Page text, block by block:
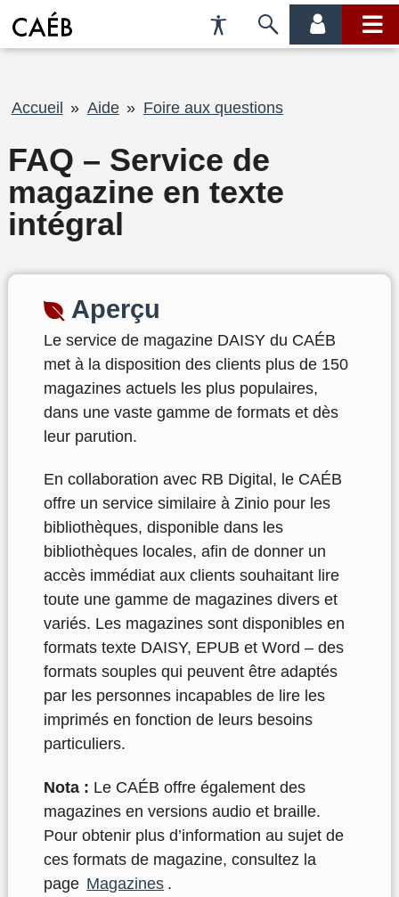
Préférences
d'accessibilité
Passer
recherche
menu
menu
Fil
Accueil Aide Foire aux questions
FAQ – Service de
magazine en texte
intégral
Aperçu
Le service de magazine DAISY du CAÉB
met à la disposition des clients plus de 150
magazines actuels les plus populaires,
dans une vaste gamme de formats et dès
leur parution.
En collaboration avec RB Digital, le CAÉB
offre un service similaire à Zinio pour les
bibliothèques, disponible dans les
bibliothèques locales, afin de donner un
accès immédiat aux clients souhaitant lire
toute une gamme de magazines divers et
variés. Les magazines sont disponibles en
formats texte DAISY, EPUB et Word – des
formats souples qui peuvent être adaptés
par les personnes incapables de lire les
imprimés en fonction de leurs besoins
particuliers.
Nota : Le CAÉB offre également des
magazines en versions audio et braille.
Pour obtenir plus d’information au sujet de
ces formats de magazine, consultez la
page Magazines .